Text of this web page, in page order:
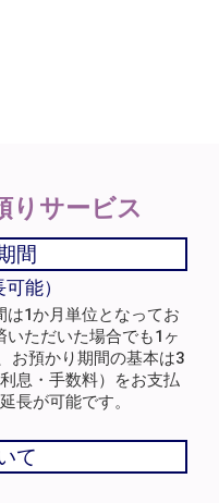
りサービス
間
能）
1か月単位となってお
いただいた場合でも1ヶ
お預かり期間の基本は3
息・手数料）をお支払
長が可能です。
て